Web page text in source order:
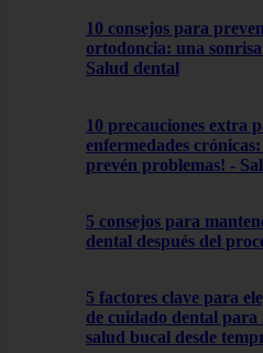
10 consejos para
ortodoncia: una
Salud dental
10 precauciones extra
enfermedades
prevén problemas! -
5 consejos para
dental después del
5 factores clave para
de cuidado dental para
salud bucal desde